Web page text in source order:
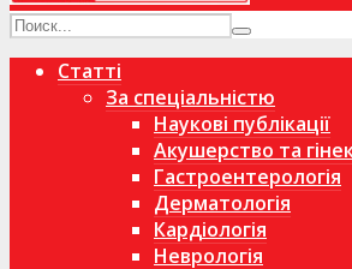
Статті
За спеціальністю
Наукові публікації
Акушерство та
Гастроентерологія
Дерматологія
Кардіологія
Неврологія